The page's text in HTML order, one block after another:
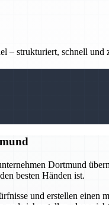
– strukturiert, schnell und
Dortmund
besten Händen ist.
und erstellen einen